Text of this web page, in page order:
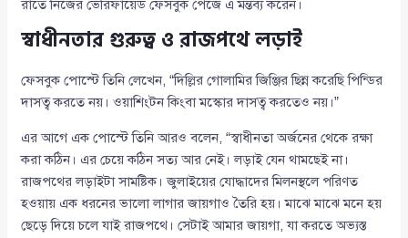
রাতে নিজের ভেরিফায়েড ফেসবুক পেজে এ মন্তব্য করেন।
স্বাধীনতার গুরুত্ব ও রাজপথে লড়াই
ফেসবুক পোস্টে তিনি লেখেন, “দিল্লির গোলামির জিঞ্জির ছিন্ন করেছি পিন্ডির
দাসত্ব করতে নয়। ওয়াশিংটন কিংবা মস্কোর দাসত্ব করতেও নয়।”
এর আগে এক পোস্টে তিনি আরও বলেন, “স্বাধীনতা অর্জনের থেকে রক্ষা
করা কঠিন। এর চেয়ে কঠিন সত্য আর নেই। লড়াই যেন থামছেই না।
রাজপথের লড়াইটা সামষ্টিক। জুলাইয়ের যোদ্ধাদের মিলনস্থলে পরিণত
হওয়ায় এক ধরনের ভালো লাগার জায়গাও তৈরি হয়। মাঝে মাঝে মনে হয়
ছেড়ে দিয়ে চলে যাই রাজপথে। সেটাই আমার জায়গা, যা করতে অভ্যস্ত